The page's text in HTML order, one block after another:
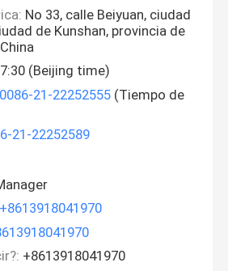
No 33, calle Beiyuan, ciudad
de Kunshan, provincia de
(Beijing time)
0086-21-22252555 (Tiempo de
21-22252589
+8613918041970
+8613918041970